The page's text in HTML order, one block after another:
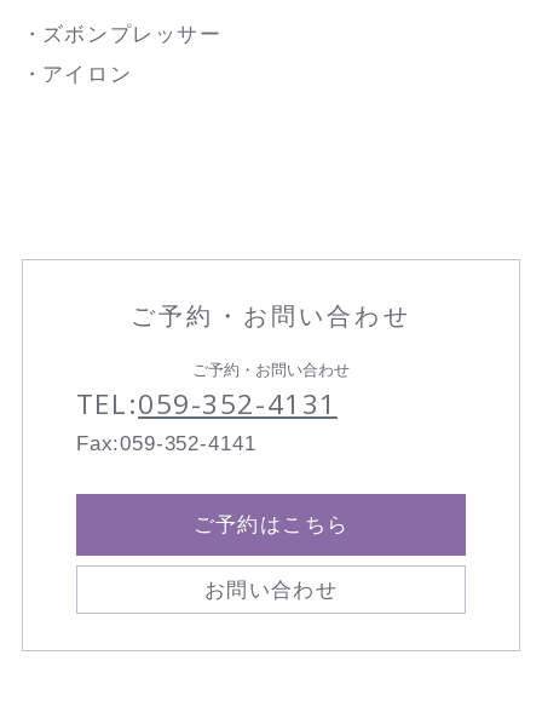
ズボンプレッサー
アイロン
ご予約・お問い合わせ
ご予約・お問い合わせ
TEL:059-352-4131
Fax:059-352-4141
ご予約はこちら
お問い合わせ